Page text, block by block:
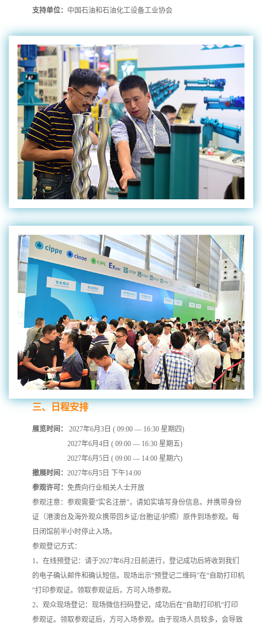
支持单位： 中国石油和石油化工设备工业协会
三、日程安排
展览时间： 2027年6月3日 ( 09:00 — 16:30 星期四)
2027年6月4日 ( 09:00 — 16:30 星期五)
2027年6月5日 ( 09:00 — 14:00 星期六)
撤展时间： 2027年6月5日 下午14:00
参观许可： 免费向行业相关人士开放
参观注意：参观需要“实名注册”，请如实填写身份信息。并携带身份
证（港澳台及海外观众携带回乡证/台胞证/护照）原件到场参观。每
日闭馆前半小时停止入场。
参观登记方式：
1、在线预登记：请于2027年6月2日前进行，登记成功后将收到我们
的电子确认邮件和确认短信。现场出示“预登记二维码”在“自助打印机
“打印参观证。领取参观证后，方可入场参观。
2、观众现场登记：现场微信扫码登记，成功后在“自助打印机“打印
参观证。领取参观证后，方可入场参观。由于现场人员较多，会导致